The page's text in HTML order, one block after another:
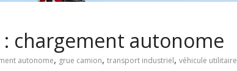
chargement autonome
autonome, grue camion, transport industriel, véhicule utilitaire